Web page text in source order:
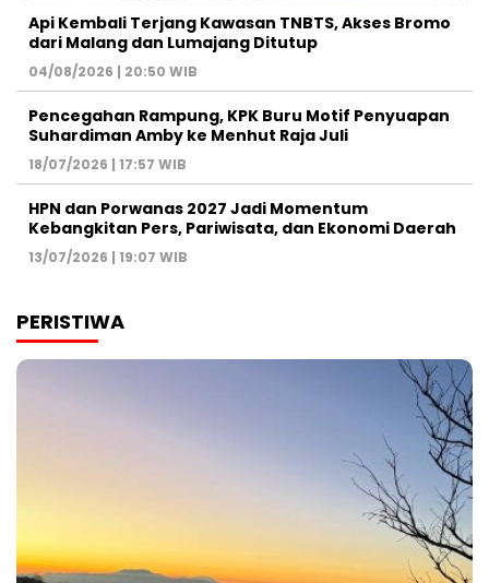
Api Kembali Terjang Kawasan TNBTS, Akses Bromo
dari Malang dan Lumajang Ditutup
04/08/2026 | 20:50 WIB
Pencegahan Rampung, KPK Buru Motif Penyuapan
Suhardiman Amby ke Menhut Raja Juli
18/07/2026 | 17:57 WIB
HPN dan Porwanas 2027 Jadi Momentum
Kebangkitan Pers, Pariwisata, dan Ekonomi Daerah
13/07/2026 | 19:07 WIB
PERISTIWA